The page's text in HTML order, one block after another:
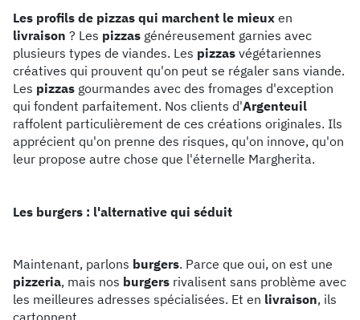
Les profils de pizzas qui marchent le mieux en
livraison ? Les pizzas généreusement garnies avec
plusieurs types de viandes. Les pizzas végétariennes
créatives qui prouvent qu'on peut se régaler sans viande.
Les pizzas gourmandes avec des fromages d'exception
qui fondent parfaitement. Nos clients d'Argenteuil
raffolent particulièrement de ces créations originales. Ils
apprécient qu'on prenne des risques, qu'on innove, qu'on
leur propose autre chose que l'éternelle Margherita.
Les burgers : l'alternative qui séduit
Maintenant, parlons burgers. Parce que oui, on est une
pizzeria, mais nos burgers rivalisent sans problème avec
les meilleures adresses spécialisées. Et en livraison, ils
cartonnent.